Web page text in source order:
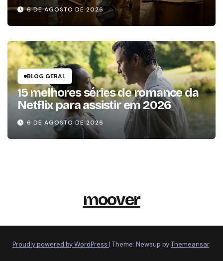
6 DE AGOSTO DE 2026
BLOG GERAL
15 melhores séries de romance da
Netflix para assistir em 2026
6 DE AGOSTO DE 2026
moover
Proudly powered by WordPress | Theme: Newsup byThemeansar.